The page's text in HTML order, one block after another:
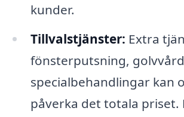
kunder.
Tillvalstjänster: Extra
fönsterputsning,
specialbehandlingar kan
påverka det totala priset.